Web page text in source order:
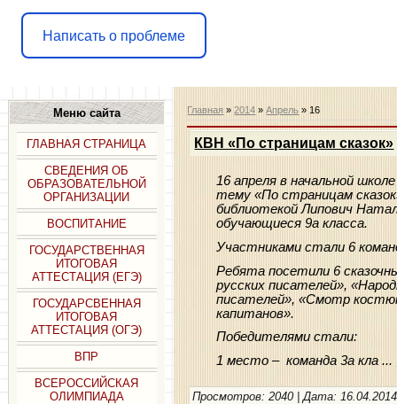
Написать о проблеме
Меню сайта
ГЛАВНАЯ СТРАНИЦА
СВЕДЕНИЯ ОБ
ОБРАЗОВАТЕЛЬНОЙ
ОРГАНИЗАЦИИ
ВОСПИТАНИЕ
ГОСУДАРСТВЕННАЯ
ИТОГОВАЯ
АТТЕСТАЦИЯ (ЕГЭ)
ГОСУДАРСВЕННАЯ
ИТОГОВАЯ
АТТЕСТАЦИЯ (ОГЭ)
ВПР
ВСЕРОССИЙСКАЯ
ОЛИМПИАДА
Главная »2014 » Апрель » 16
КВН «По страницам сказок»
16 апреля в начальной
тему «По страницам
библиотекой Липович
обучающиеся 9а класса.
Участниками стали 6
Ребята посетили 6
русских писателей»,
писателей», «Смотр
капитанов».
Победителями стали:
1 место – команда 3а кла...
Просмотров: 2040 | Дата: 16.04.2014